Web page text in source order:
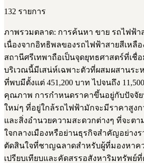
132 รายการ
ภาพรวมตลาด: การค้นหา ขาย รถไฟฟ้
เนื่องจากอิทธิพลของรถไฟฟ้าสายสีเห
สถานีศรีเทพาถือเป็นจุดยุทธศาสตร์ที่เ
บริเวณนี้มีเสน่ห์เฉพาะตัวที่ผสมผสานร
ที่พบมีตั้งแต่ 451,200 บาท ไปจนถึง
คุณภาพ การกำหนดราคาขึ้นอยู่กับปัจจัย
ใหม่ๆ ที่อยู่ใกล้รถไฟฟ้ามักจะมีราคาสูง
และสิ่งอำนวยความสะดวกต่างๆ ที่จะต
ใจกลางเมืองหรือย่านธุรกิจสำคัญอย่าง
ตัดสินใจที่ชาญฉลาดสำหรับผู้ที่มองหาค
เปรียบเทียบและคัดสรรอสังหาริมทรัพย์